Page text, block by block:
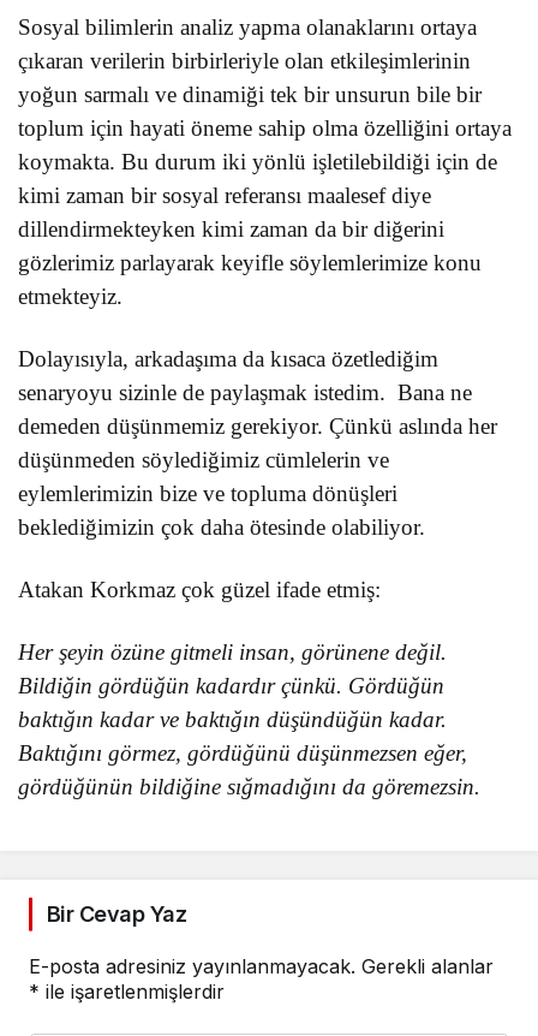
Sosyal bilimlerin analiz yapma olanaklarını ortaya
çıkaran verilerin birbirleriyle olan etkileşimlerinin
yoğun sarmalı ve dinamiği tek bir unsurun bile bir
toplum için hayati öneme sahip olma özelliğini ortaya
koymakta. Bu durum iki yönlü işletilebildiği için de
kimi zaman bir sosyal referansı maalesef diye
dillendirmekteyken kimi zaman da bir diğerini
gözlerimiz parlayarak keyifle söylemlerimize konu
etmekteyiz.
Dolayısıyla, arkadaşıma da kısaca özetlediğim
senaryoyu sizinle de paylaşmak istedim. Bana ne
demeden düşünmemiz gerekiyor. Çünkü aslında her
düşünmeden söylediğimiz cümlelerin ve
eylemlerimizin bize ve topluma dönüşleri
beklediğimizin çok daha ötesinde olabiliyor.
Atakan Korkmaz çok güzel ifade etmiş:
Her şeyin özüne gitmeli insan, görünene değil.
Bildiğin gördüğün kadardır çünkü. Gördüğün
baktığın kadar ve baktığın düşündüğün kadar.
Baktığını görmez, gördüğünü düşünmezsen eğer,
gördüğünün bildiğine sığmadığını da göremezsin.
Bir Cevap Yaz
E-posta adresiniz yayınlanmayacak. Gerekli alanlar
* ile işaretlenmişlerdir